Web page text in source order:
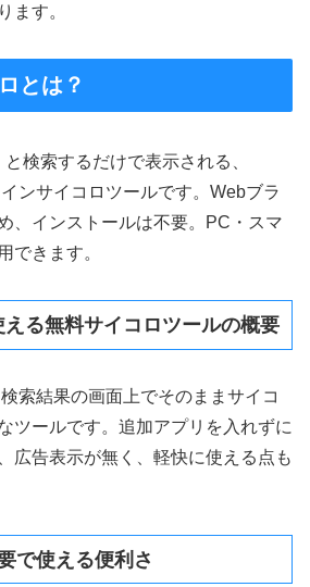
ます。
とは？
と検索するだけで表示される、
ンサイコロツールです。Webブラ
、インストールは不要。PC・スマ
できます。
る無料サイコロツールの概要
索結果の画面上でそのままサイコ
ツールです。追加アプリを入れずに
広告表示が無く、軽快に使える点も
で使える便利さ